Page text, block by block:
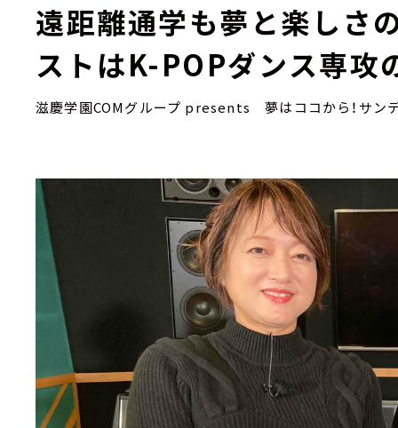
遠距離通学も夢と楽しさ
ストはK-POPダンス専攻
滋慶学園COMグループ presents 夢はココから！サンデ